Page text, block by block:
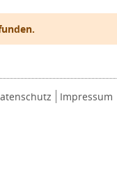
Impressum